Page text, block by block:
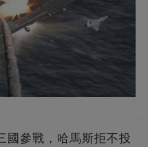
國參戰，哈馬斯拒不投